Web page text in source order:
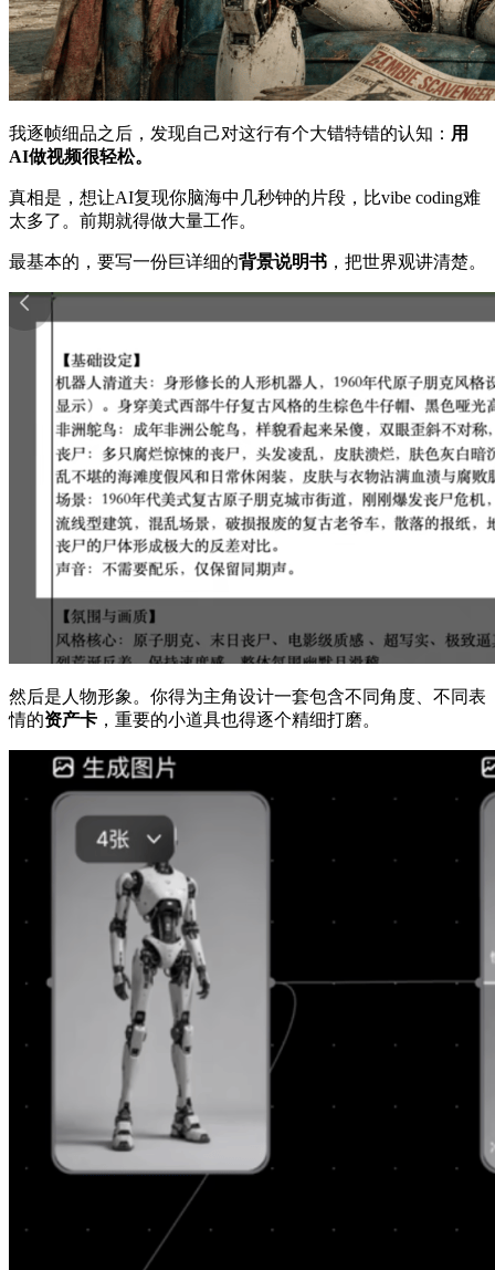
我逐帧细品之后，发现自己对这行有个大错特错的认知： 用
AI做视频很轻松。
真相是，想让AI复现你脑海中几秒钟的片段，比vibe coding难
太多了。前期就得做大量工作。
最基本的，要写一份巨详细的背景说明书 ，把世界观讲清楚。
然后是人物形象。你得为主角设计一套包含不同角度、不同表
情的资产卡 ，重要的小道具也得逐个精细打磨。